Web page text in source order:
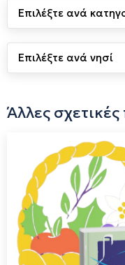
Άλλες